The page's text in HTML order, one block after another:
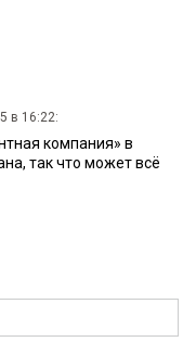
в 16:22:
компания» в
так что может всё